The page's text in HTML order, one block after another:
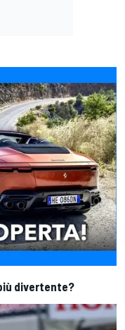
divertente?